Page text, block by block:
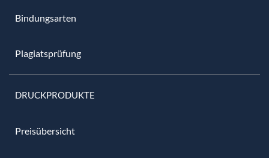
Bindungsarten
Plagiatsprüfung
DRUCKPRODUKTE
Preisübersicht